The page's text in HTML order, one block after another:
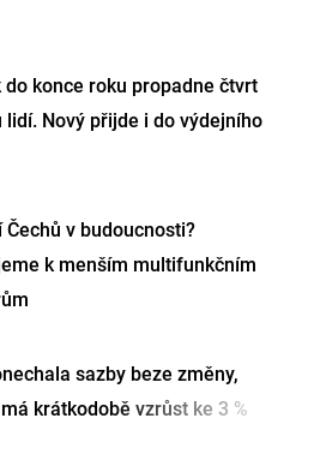
do konce roku propadne čtvrt
lidí. Nový přijde i do výdejního
Čechů v budoucnosti?
k menším multifunkčním
sazby beze změny,
krátkodobě vzrůst ke 3 %